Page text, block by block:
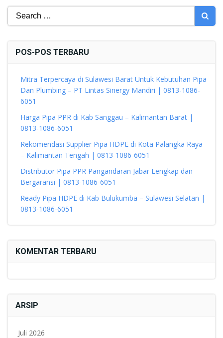
Search
POS-POS TERBARU
Mitra Terpercaya di Sulawesi Barat Untuk Kebutuhan Pipa
Dan Plumbing – PT Lintas Sinergy Mandiri | 0813-1086-
6051
Harga Pipa PPR di Kab Sanggau – Kalimantan Barat |
0813-1086-6051
Rekomendasi Supplier Pipa HDPE di Kota Palangka Raya
– Kalimantan Tengah | 0813-1086-6051
Distributor Pipa PPR Pangandaran Jabar Lengkap dan
Bergaransi | 0813-1086-6051
Ready Pipa HDPE di Kab Bulukumba – Sulawesi Selatan |
0813-1086-6051
KOMENTAR TERBARU
ARSIP
Juli 2026